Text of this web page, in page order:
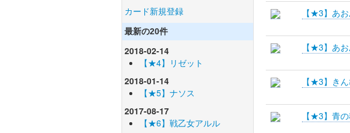
カード新規登録
最新の20件
2018-02-14
【★4】リゼット
2018-01-14
【★5】ナソス
2017-08-17
【★6】戦乙女アルル
【★3】あ
【★3】あ
【★3】き
【★3】青